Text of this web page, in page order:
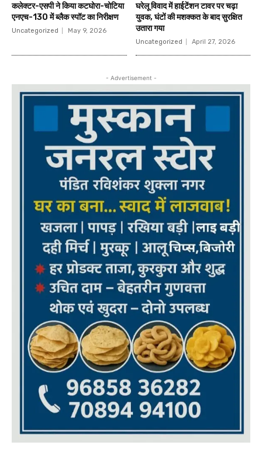
कलेक्टर-एसपी ने किया कटघोरा-चोटिया
एनएच-130 में ब्लैक स्पॉट का निरीक्षण
Uncategorized May 9, 2026
घरेलू विवाद में हाईटेंशन टावर पर चढ़ा
युवक, घंटों की मशक्कत के बाद सुरक्षित
उतारा गया
Uncategorized April 27, 2026
- Advertisement -